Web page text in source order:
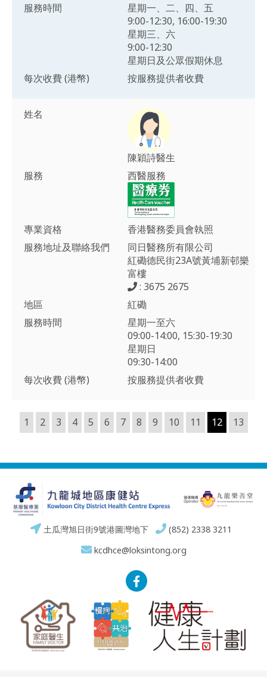
服務時間
星期一、二、四、五
9:00-12:30, 16:00-19:30
星期三、六
9:00-12:30
星期日及公眾假期休息
每次收費 (港幣)
按服務提供者收費
姓名
陳穎詩醫生
服務
西醫服務
專業資格
香港醫務委員會執照
服務地址及聯絡我們
同日醫務所有限公司
紅磡德民街23A號黃埔新邨樂
富樓
: 3675 2675
地區
紅磡
服務時間
星期一至六
09:00-14:00, 15:30-19:30
星期日
09:30-14:00
每次收費 (港幣)
按服務提供者收費
1 2 3 4 5 6 7 8 9 10 11 12 13
土瓜灣旭日街9號港圖灣地下
(852) 2338 3211
kcdhce@loksintong.org